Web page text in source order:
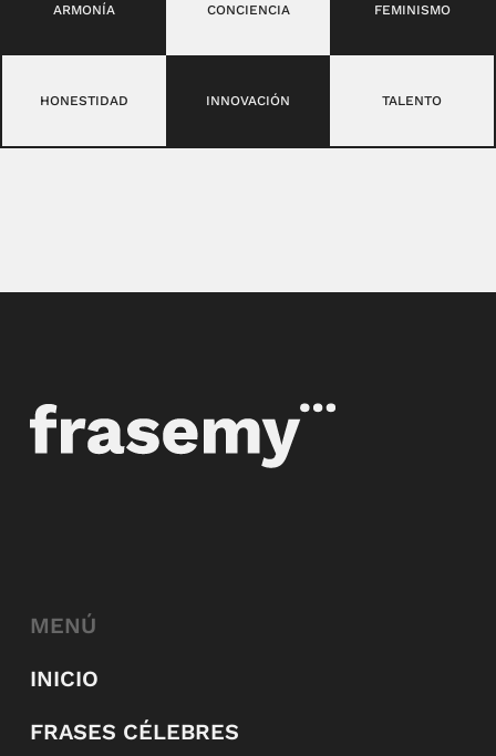
ARMONÍA CONCIENCIA FEMINISMO
HONESTIDAD INNOVACIÓN TALENTO
MENÚ
INICIO
FRASES CÉLEBRES